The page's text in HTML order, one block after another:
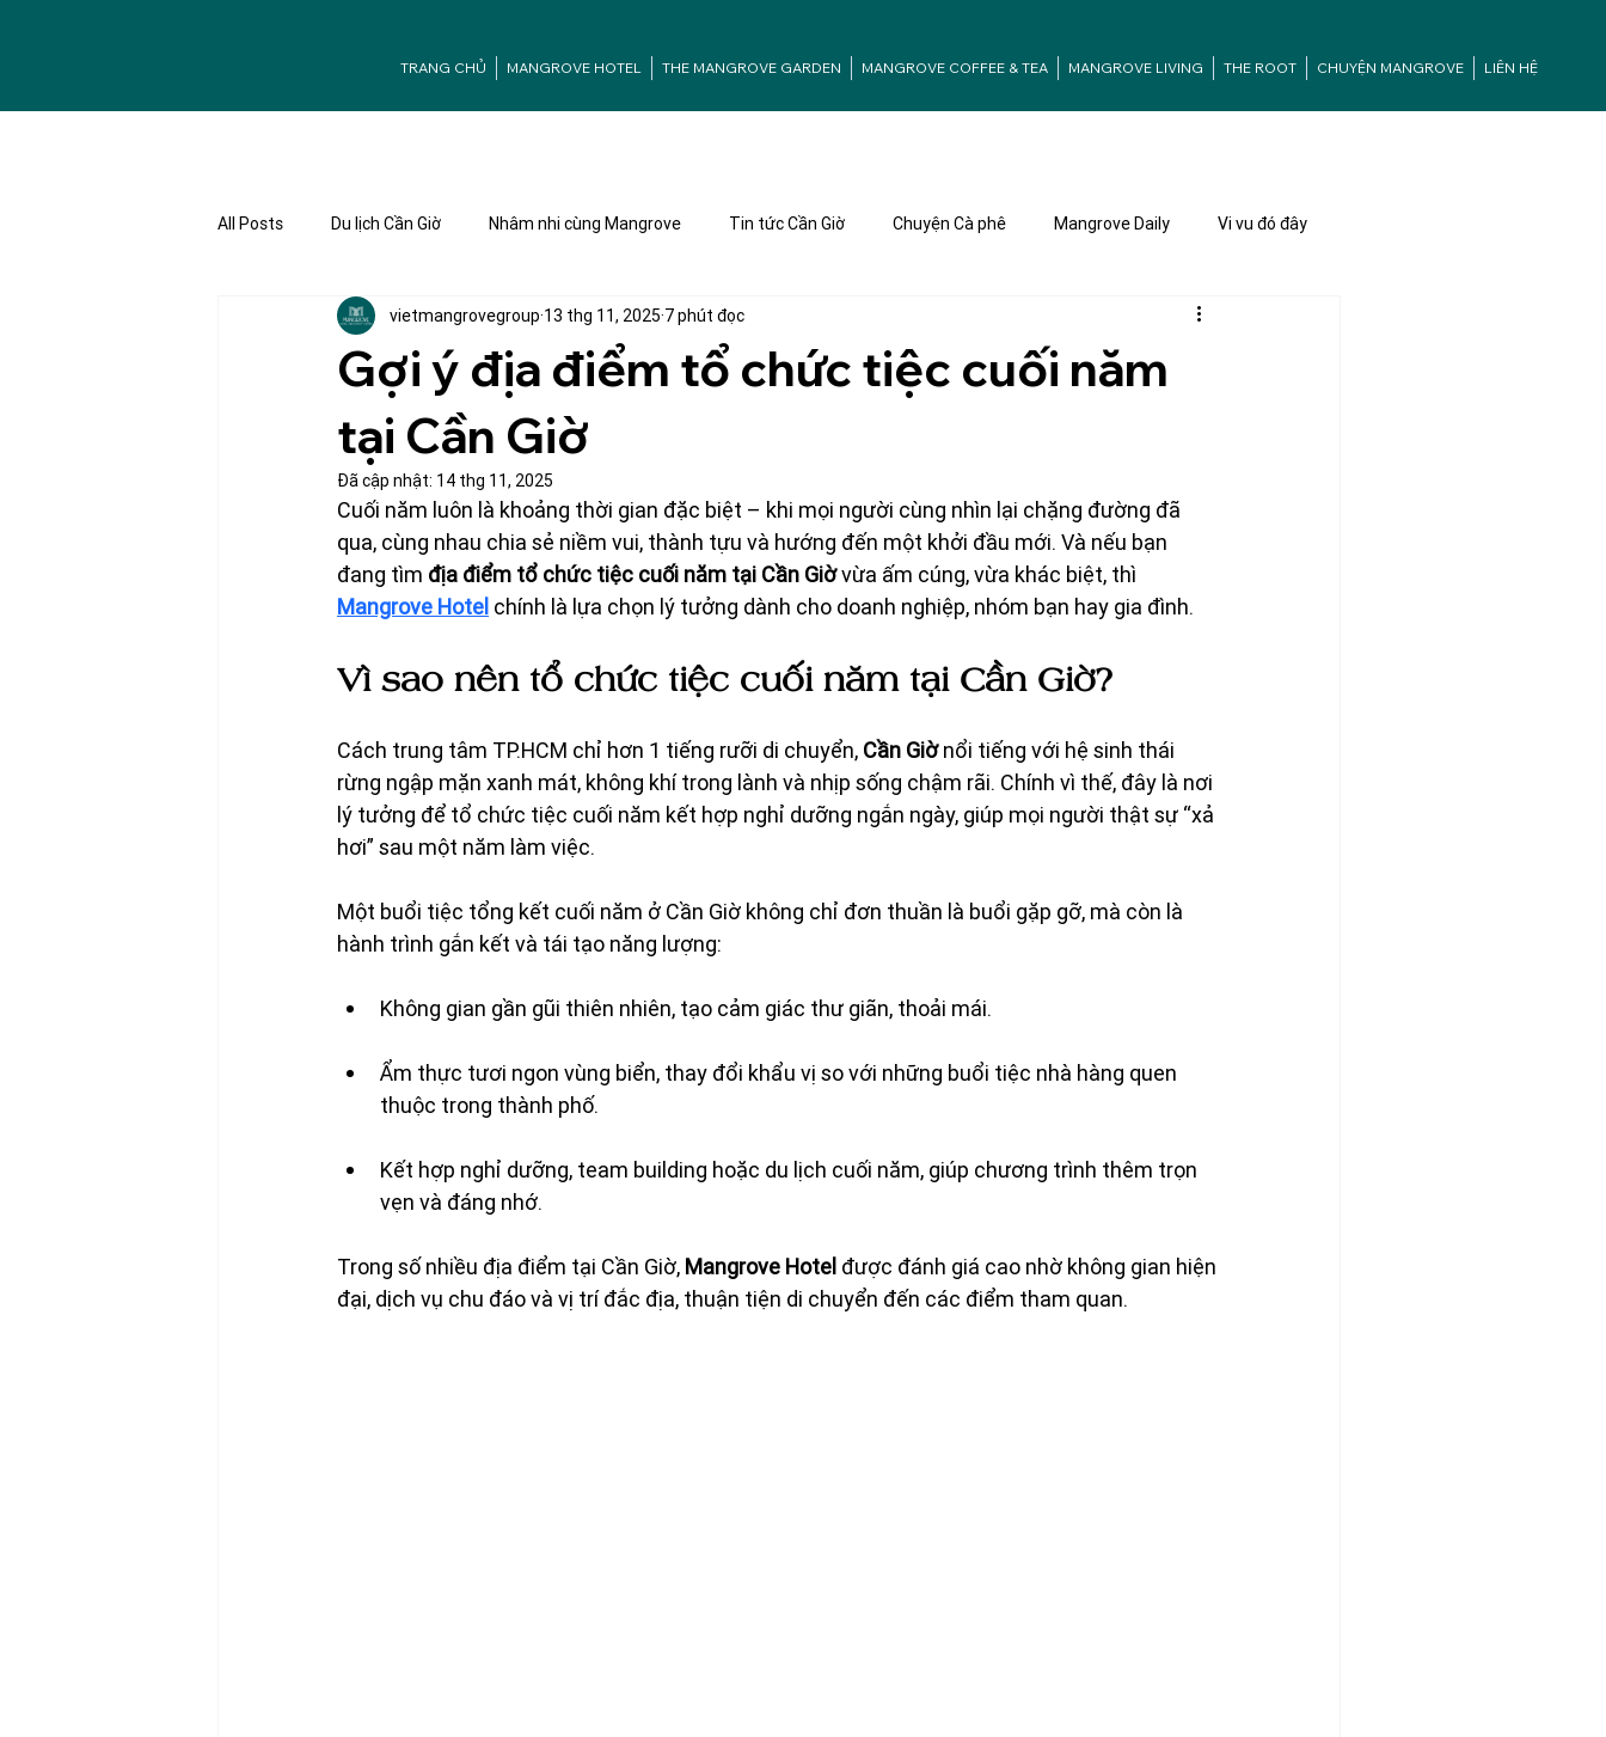
TRANG CHỦ MANGROVE HOTEL THE MANGROVE GARDEN MANGROVE COFFEE & TEA MANGROVE LIVING THE ROOT CHUYỆN MANGROVE LIÊN HỆ
All Posts Du lịch Cần Giờ Nhâm nhi cùng Mangrove Tin tức Cần Giờ Chuyện Cà phê Mangrove Daily Vi vu đó đây
Ưu đãi Mangrove Tuyển dụng
Gợi ý địa điểm tổ chức tiệc cuối năm
tại Cần Giờ
vietmangrovegroup 13 thg 11, 2025 7 phút đọc
Đã cập nhật: 14 thg 11, 2025
Cuối năm luôn là khoảng thời gian đặc biệt – khi mọi người cùng nhìn lại chặng đường đã
qua, cùng nhau chia sẻ niềm vui, thành tựu và hướng đến một khởi đầu mới. Và nếu bạn
đang tìm địa điểm tổ chức tiệc cuối năm tại Cần Giờ vừa ấm cúng, vừa khác biệt, thì
Mangrove Hotel chính là lựa chọn lý tưởng dành cho doanh nghiệp, nhóm bạn hay gia đình.
Vì sao nên tổ chức tiệc cuối năm tại Cần Giờ?
Cách trung tâm TP.HCM chỉ hơn 1 tiếng rưỡi di chuyển, Cần Giờ nổi tiếng với hệ sinh thái
rừng ngập mặn xanh mát, không khí trong lành và nhịp sống chậm rãi. Chính vì thế, đây là nơi
lý tưởng để tổ chức tiệc cuối năm kết hợp nghỉ dưỡng ngắn ngày, giúp mọi người thật sự “xả
hơi” sau một năm làm việc.
Một buổi tiệc tổng kết cuối năm ở Cần Giờ không chỉ đơn thuần là buổi gặp gỡ, mà còn là
hành trình gắn kết và tái tạo năng lượng:
Không gian gần gũi thiên nhiên, tạo cảm giác thư giãn, thoải mái.
Ẩm thực tươi ngon vùng biển, thay đổi khẩu vị so với những buổi tiệc nhà hàng quen
thuộc trong thành phố.
Kết hợp nghỉ dưỡng, team building hoặc du lịch cuối năm, giúp chương trình thêm trọn
vẹn và đáng nhớ.
Trong số nhiều địa điểm tại Cần Giờ, Mangrove Hotel được đánh giá cao nhờ không gian hiện
đại, dịch vụ chu đáo và vị trí đắc địa, thuận tiện di chuyển đến các điểm tham quan.